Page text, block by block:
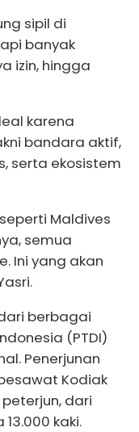
sipil di
banyak
izin, hingga
karena
bandara aktif,
serta ekosistem
Maldives
semua
Ini yang akan
berbagai
(PTDI)
Penerjunan
Kodiak
dari
kaki.